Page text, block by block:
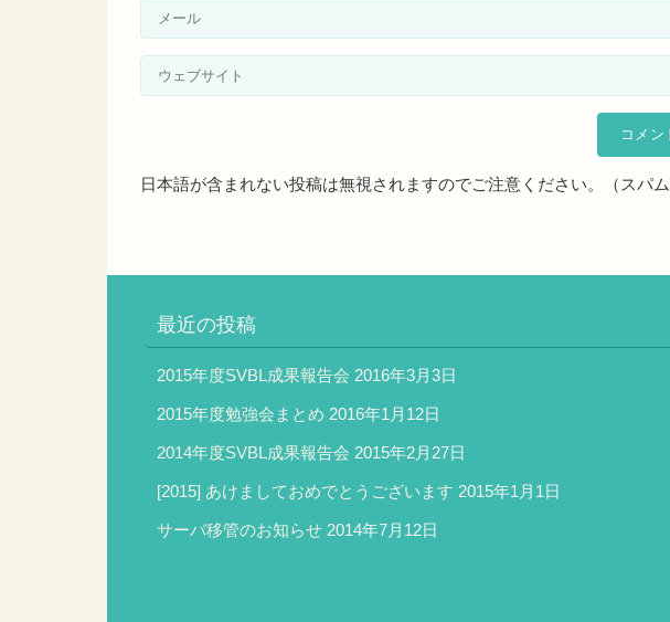
日本語が含まれない投稿は無視されますのでご注意ください。（スパム
最近の投稿
2015年度SVBL成果報告会 2016年3月3日
2015年度勉強会まとめ 2016年1月12日
2014年度SVBL成果報告会 2015年2月27日
[2015] あけましておめでとうございます 2015年1月1日
サーバ移管のお知らせ 2014年7月12日